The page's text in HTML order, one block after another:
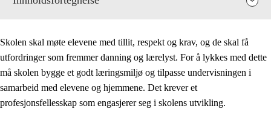
Skolen skal møte elevene med tillit, respekt og krav, og de skal få
utfordringer som fremmer danning og lærelyst. For å lykkes med dette
må skolen bygge et godt læringsmiljø og tilpasse undervisningen i
samarbeid med elevene og hjemmene. Det krever et
profesjonsfellesskap som engasjerer seg i skolens utvikling.